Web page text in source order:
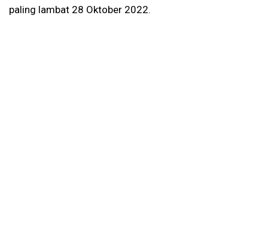
paling lambat 28 Oktober 2022.